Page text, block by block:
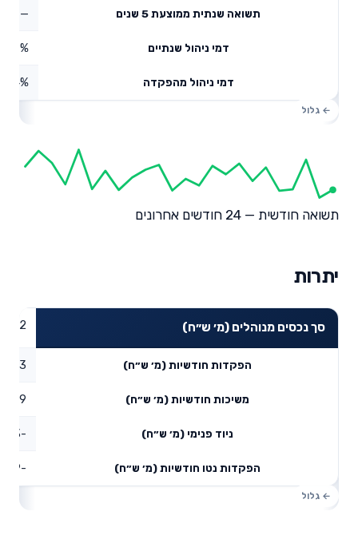
תשואה שנתית ממוצעת 5 שנים —
דמי ניהול שנתיים 0.19%
דמי ניהול מהפקדה
תשואה חודשית — 24 חודשים אחרונים
יתרות
סך נכסים מנוהלים (מ׳ ש״ח)
הפקדות חודשיות (מ׳ ש״ח) 0.33
משיכות חודשיות (מ׳ ש״ח) 0.09
ניוד פנימי (מ׳ ש״ח) -1.13
הפקדות נטו חודשיות (מ׳ ש״ח) -0.89